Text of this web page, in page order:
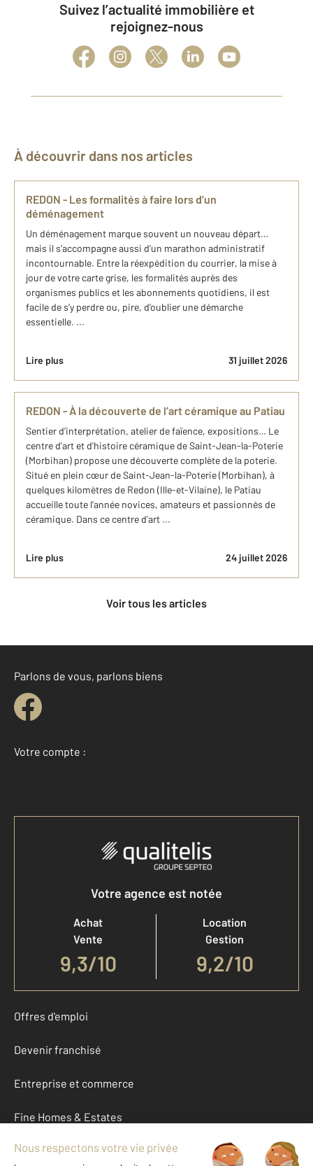
Suivez l’actualité immobilière et
rejoignez-nous
À découvrir dans nos articles
REDON - Les formalités à faire lors d’un
déménagement
Un déménagement marque souvent un nouveau départ…
mais il s’accompagne aussi d’un marathon administratif
incontournable. Entre la réexpédition du courrier, la mise à
jour de votre carte grise, les formalités auprès des
organismes publics et les abonnements quotidiens, il est
facile de s’y perdre ou, pire, d’oublier une démarche
essentielle. ...
Lire plus 31 juillet 2026
REDON - À la découverte de l’art céramique au Patiau
Sentier d’interprétation, atelier de faïence, expositions… Le
centre d’art et d’histoire céramique de Saint-Jean-la-Poterie
(Morbihan) propose une découverte complète de la poterie.
Situé en plein cœur de Saint-Jean-la-Poterie (Morbihan), à
quelques kilomètres de Redon (Ille-et-Vilaine), le Patiau
accueille toute l’année novices, amateurs et passionnés de
céramique. Dans ce centre d’art ...
Lire plus 24 juillet 2026
Voir tous les articles
Parlons de vous, parlons biens
Votre compte :
Accéder à mon compte
Votre agence est notée
Achat
Vente
9,3/10
Location
Gestion
9,2/10
Offres d'emploi
Devenir franchisé
Entreprise et commerce
Fine Homes & Estates
À propos